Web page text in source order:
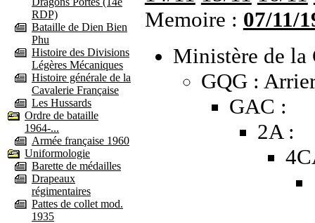
RDP)
Bataille de Dien Bien
Phu
Histoire des Divisions
Légères Mécaniques
Histoire générale de la
Cavalerie Française
Les Hussards
Ordre de bataille
1964-...
Armée française 1960
Uniformologie
Barette de médailles
Drapeaux
régimentaires
Pattes de collet mod.
1935
Memoire : 07/11/
Ministère de la
GQG :
GAC :
2A :